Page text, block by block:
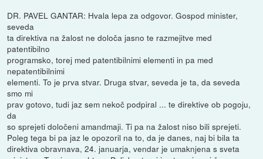
DR. PAVEL GANTAR: Hvala lepa za odgovor. Gospod minister,
seveda
ta direktiva na žalost ne določa jasno te razmejitve med
patentibilno
programsko, torej med patentibilnimi elementi in pa med
nepatentibilnimi
elementi. To je prva stvar. Druga stvar, seveda je ta, da seveda
smo mi
prav gotovo, tudi jaz sem nekoč podpiral ... te direktive ob pogoju,
da
so sprejeti določeni amandmaji. Ti pa na žalost niso bili sprejeti.
Poleg tega bi pa jaz le opozoril na to, da je danes, naj bi bila ta
direktiva obravnava, 24. januarja, vendar je umaknjena s sveta